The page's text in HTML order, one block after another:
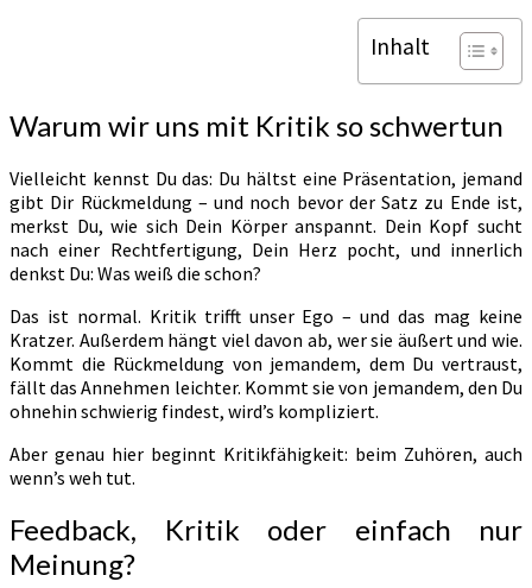
Inhalt
Warum wir uns mit Kritik so schwertun
Vielleicht kennst Du das: Du hältst eine Präsentation, jemand
gibt Dir Rückmeldung – und noch bevor der Satz zu Ende ist,
merkst Du, wie sich Dein Körper anspannt. Dein Kopf sucht
nach einer Rechtfertigung, Dein Herz pocht, und innerlich
denkst Du: Was weiß die schon?
Das ist normal. Kritik trifft unser Ego – und das mag keine
Kratzer. Außerdem hängt viel davon ab, wer sie äußert und wie.
Kommt die Rückmeldung von jemandem, dem Du vertraust,
fällt das Annehmen leichter. Kommt sie von jemandem, den Du
ohnehin schwierig findest, wird’s kompliziert.
Aber genau hier beginnt Kritikfähigkeit: beim Zuhören, auch
wenn’s weh tut.
Feedback, Kritik oder einfach nur
Meinung?